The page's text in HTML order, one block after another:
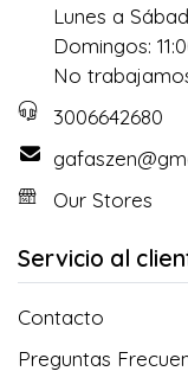
Lunes a
Domingos:
No
3006642680
Our Stores
Servicio al
Contacto
Preguntas